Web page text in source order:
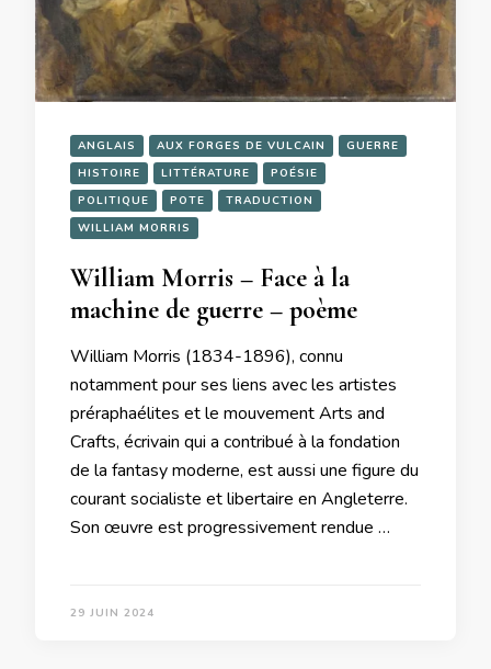
ANGLAIS AUX FORGES DE VULCAIN
GUERRE
HISTOIRE
LITTÉRATURE
POÉSIE
POLITIQUE
POTE
TRADUCTION
WILLIAM MORRIS
William Morris – Face à la
machine de guerre – poème
William Morris (1834-1896), connu
notamment pour ses liens avec les artistes
préraphaélites et le mouvement Arts and
Crafts, écrivain qui a contribué à la fondation
de la fantasy moderne, est aussi une figure du
courant socialiste et libertaire en Angleterre.
Son œuvre est progressivement rendue …
29 JUIN 2024